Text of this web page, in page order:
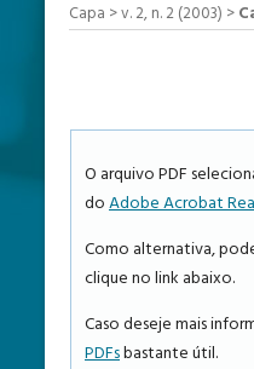
Capa >v. 2, n. 2 (2003) >
O arquivo PDF
doAdobe Acrobat
Como alternativa,
clique no link abaixo.
Caso deseje mais
PDFsbastante útil.